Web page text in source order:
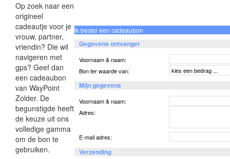
Op zoek naar een
origineel
cadeautje voor je
vrouw, partner,
vriendin? Die wil
navigeren met
gps? Geef dan
een cadeaubon
van WayPoint
Zolder. De
begunstigde heeft
de keuze uit ons
volledige gamma
om de bon te
gebruiken.
Ik bestel een cadeaubon
Gegevens ontvanger
Voornaam & naam:
Bon ter waarde van:
Mijn gegevens
Voornaam & naam:
Adres:
E-mail adres:
Verzending